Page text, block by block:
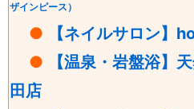
ザインピース）
● 【ネイルサロン】
●
【温泉・岩盤浴】
田店